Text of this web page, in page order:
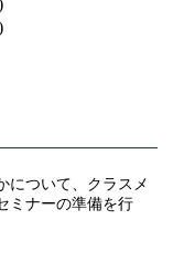
について、クラスメ
ミナーの準備を行